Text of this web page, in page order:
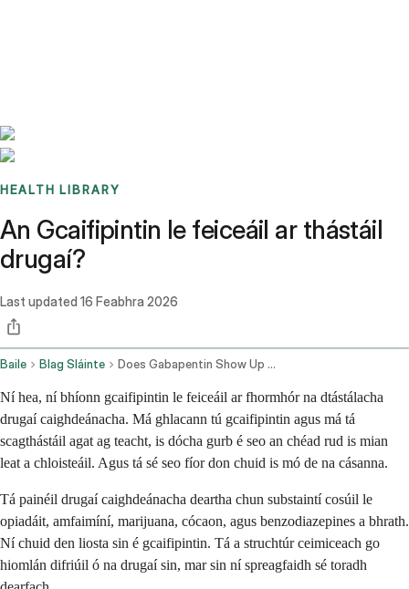
HEALTH LIBRARY
An Gcaifipintin le feiceáil ar thástáil
drugaí?
Last updated 16 Feabhra 2026
Baile Blag Sláinte Does Gabapentin Show Up On A Drug Test
Ní hea, ní bhíonn gcaifipintin le feiceáil ar fhormhór na dtástálacha
drugaí caighdeánacha. Má ghlacann tú gcaifipintin agus má tá
scagthástáil agat ag teacht, is dócha gurb é seo an chéad rud is mian
leat a chloisteáil. Agus tá sé seo fíor don chuid is mó de na cásanna.
Tá painéil drugaí caighdeánacha deartha chun substaintí cosúil le
opiadáit, amfaimíní, marijuana, cócaon, agus benzodiazepines a bhrath.
Ní chuid den liosta sin é gcaifipintin. Tá a struchtúr ceimiceach go
hiomlán difriúil ó na drugaí sin, mar sin ní spreagfaidh sé toradh